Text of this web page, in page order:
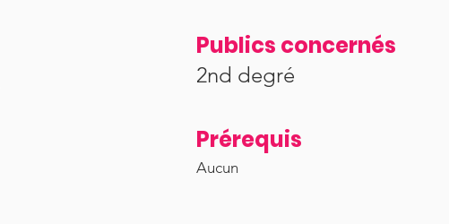
Publics concernés
2nd degré
Prérequis
Aucun